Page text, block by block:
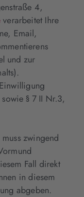
4,
verarbeitet Ihre
Email,
und zur
§ 7 II Nr.3,
zwingend
Fall direkt
in diesem
abgeben.